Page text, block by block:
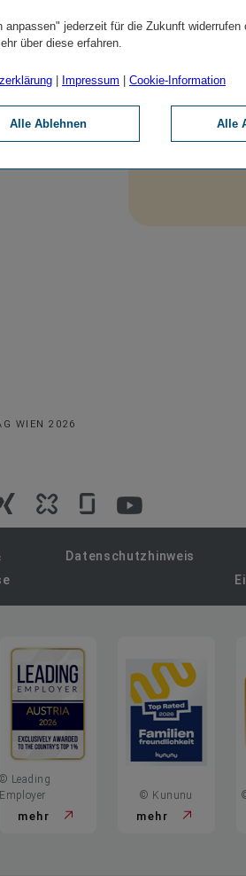
E-
WIEN 2026
VIG
auf
Kununu
VIG
auf
Glassdoor
VIG
auf
YouTube
Datenschutzhinweis
© Leading
Employer
mehr
© Kununu
mehr
jederzeit für die Zukunft widerrufen
über diese erfahren.
Impressum Cookie-Information
Alle Ablehnen Alle